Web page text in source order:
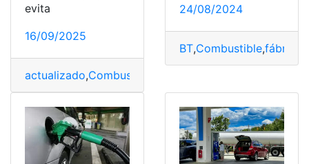
evita
16/09/2025
actualizado,Combustible
24/08/2024
BT,Combustible,fábrica